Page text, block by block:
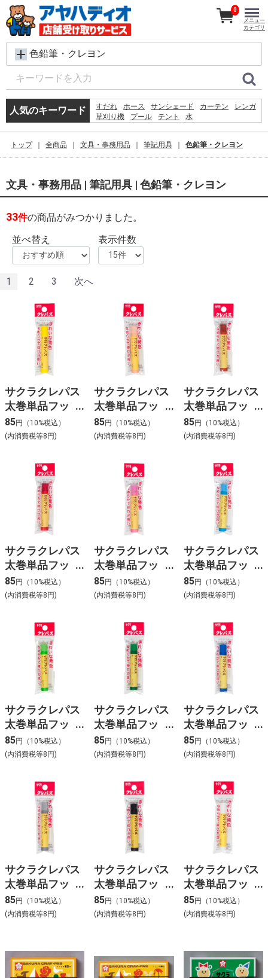
色鉛筆・クレヨン
人気のキーワード すだれ ホース サンシェード カーテン
レンガ
草刈り機
プール テント
水
クーラーボックス
踏み台 扇風機
ラティス
物置
0
メニュー
カテゴリ
トップ 全商品 文具・事務用品 筆記用具 色鉛筆・クレヨン
文具・事務用品 | 筆記用具 | 色鉛筆・クレヨン
33件の商品がみつかりました。
並べ替え
表示件数
1 2 3 次へ
サクラクレパス
太巻単品フッ
ク 黄色
85円（10%税込）
(内消費税等8円)
サクラクレパス
太巻単品フッ
ク うすだいだ
い
85円（10%税込）
(内消費税等8円)
サクラクレパス
太巻単品フッ
ク ちゃ色
85円（10%税込）
(内消費税等8円)
サクラクレパス
太巻単品フッ
ク 赤色
85円（10%税込）
(内消費税等8円)
サクラクレパス
太巻単品フッ
ク 桃色
85円（10%税込）
(内消費税等8円)
サクラクレパス
太巻単品フッ
ク 水色
85円（10%税込）
(内消費税等8円)
サクラクレパス
太巻単品フッ
ク 黄緑色
85円（10%税込）
(内消費税等8円)
サクラクレパス
太巻単品フッ
ク 緑色
85円（10%税込）
(内消費税等8円)
サクラクレパス
太巻単品フッ
ク 青色
85円（10%税込）
(内消費税等8円)
サクラクレパス
太巻単品フッ
ク はい色
85円（10%税込）
(内消費税等8円)
サクラクレパス
太巻単品フッ
ク 黒色
85円（10%税込）
(内消費税等8円)
サクラクレパス
太巻単品フッ
ク 白色
85円（10%税込）
(内消費税等8円)